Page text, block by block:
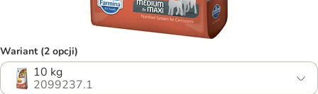
Wariant (2 opcji)
10 kg
2099237.1